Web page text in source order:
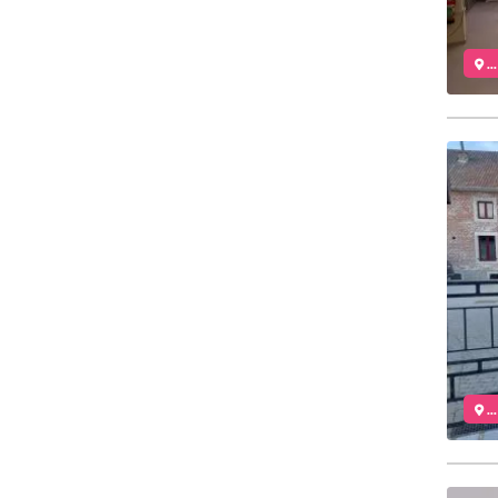
...
...